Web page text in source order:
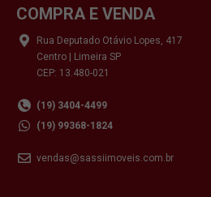
COMPRA E VENDA
Rua Deputado Otávio Lopes, 417
Centro | Limeira SP
CEP: 13.480-021
(19) 3404-4499
(19) 99368-1824
vendas@sassiimoveis.com.br